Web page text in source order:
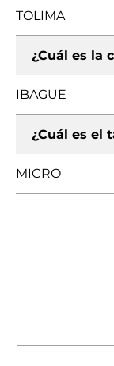
TOLIMA
¿Cuál es la
IBAGUE
¿Cuál es el
MICRO